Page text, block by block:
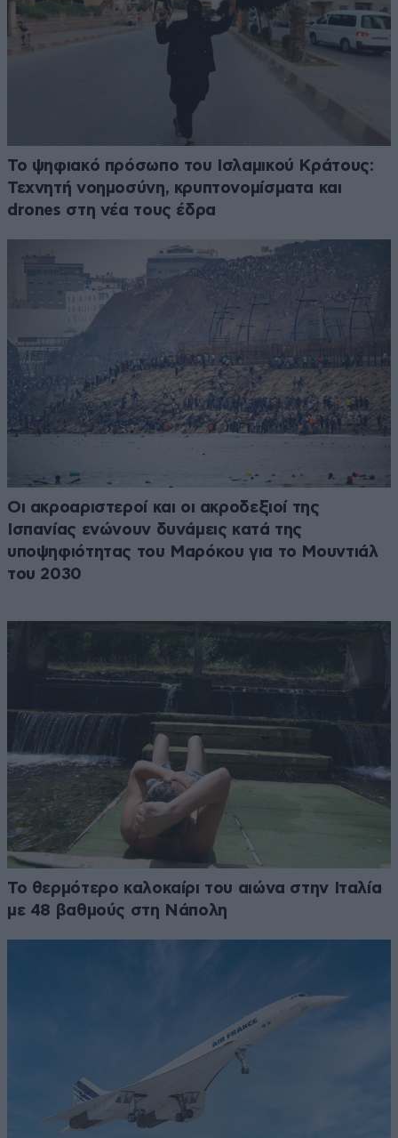
Το ψηφιακό πρόσωπο του Ισλαμικού Κράτους:
Τεχνητή νοημοσύνη, κρυπτονομίσματα και
drones στη νέα τους έδρα
Οι ακροαριστεροί και οι ακροδεξιοί της
Ισπανίας ενώνουν δυνάμεις κατά της
υποψηφιότητας του Μαρόκου για το Μουντιάλ
του 2030
Το θερμότερο καλοκαίρι του αιώνα στην Ιταλία
με 48 βαθμούς στη Νάπολη